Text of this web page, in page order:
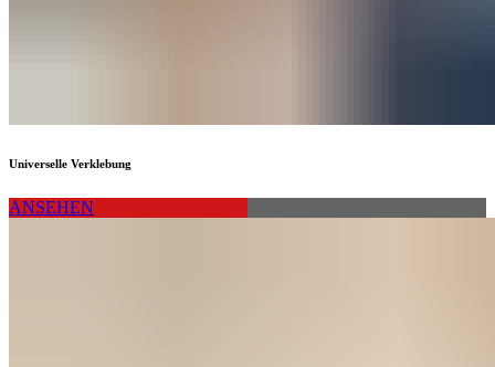
Universelle Verklebung
ANSEHEN